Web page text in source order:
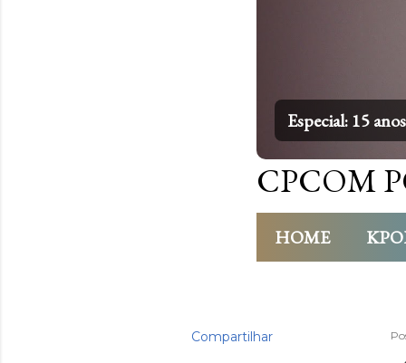
Top 20: Artistas
CPCOM
HOME
Compartilhar